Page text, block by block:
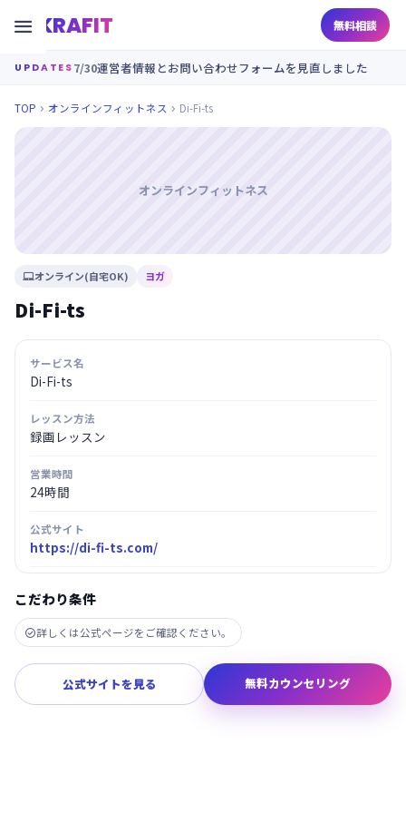
KRAFIT 無料相談

UPDATES 7/30運営者情報とお問い合わせフォームを見直しました
TOP  オンラインフィットネス  Di-Fi-ts
オンラインフィットネス
オンライン(自宅OK) ヨガ
Di-Fi-ts
サービス名
Di-Fi-ts
レッスン方法
録画レッスン
営業時間
24時間
公式サイト
https://di-fi-ts.com/
こだわり条件
詳しくは公式ページをご確認ください。
公式サイトを見る 無料カウンセリング